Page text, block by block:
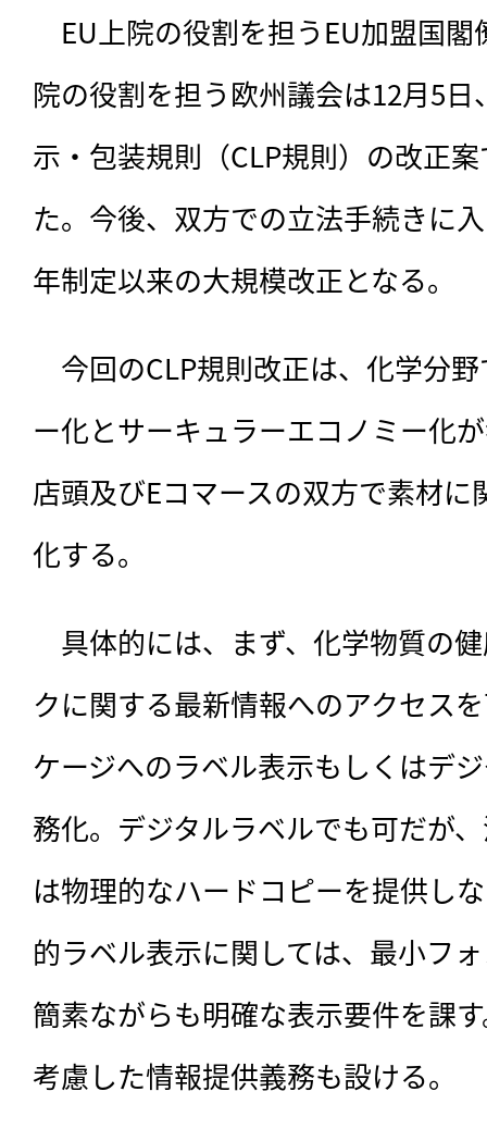
EU上院の役割を担うEU加盟国閣
院の役割を担う欧州議会は12月5
示・包装規則（CLP規則）の改正
た。今後、双方での立法手続きに
年制定以来の大規模改正となる。
今回のCLP規則改正は、 化学分
ー化とサーキュラーエコノミー化
店頭及びEコマースの双方で素材
化する。
具体的には、まず、化学物質の
クに関する最新情報へのアクセス
ケージへのラベル表示もしくはデ
務化。デジタルラベルでも可だが
は物理的なハードコピーを提供し
的ラベル表示に関しては、最小フ
簡素ながらも明確な表示要件を課
考慮した情報提供義務も設ける。